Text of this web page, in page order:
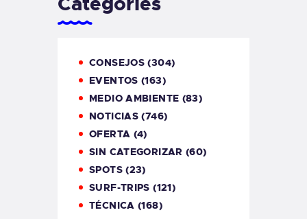
CONSEJOS (304)
EVENTOS (163)
MEDIO AMBIENTE (83)
NOTICIAS (746)
OFERTA (4)
SIN CATEGORIZAR (60)
SPOTS(23)
SURF-TRIPS (121)
TÉCNICA (168)